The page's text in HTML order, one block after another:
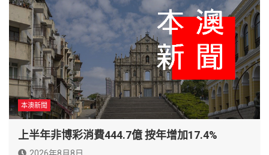
本澳新聞
上半年非博彩消費444.7億 按年增加17.4%